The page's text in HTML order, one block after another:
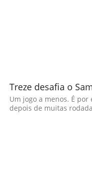
Treze desafia o
Um jogo a menos. É
depois de muitas